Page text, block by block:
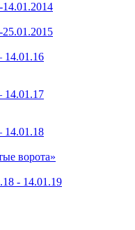
14.01.2014
25.01.2015
14.01.16
14.01.17
14.01.18
ворота»
- 14.01.19